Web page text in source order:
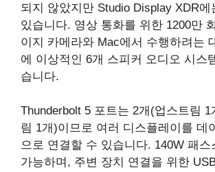
되지 않았지만 ‌Studio Display‌ XDR에
있습니다. 영상 통화를 위한 1200만
이지 카메라와 Mac에서 수행하려는
에 이상적인 6개 스피커 오디오 시스
습니다.
Thunderbolt 5 포트는 2개(업스트림 1
림 1개)이므로 여러 디스플레이를 데
으로 연결할 수 있습니다. 140W 패스
가능하며, 주변 장치 연결을 위한